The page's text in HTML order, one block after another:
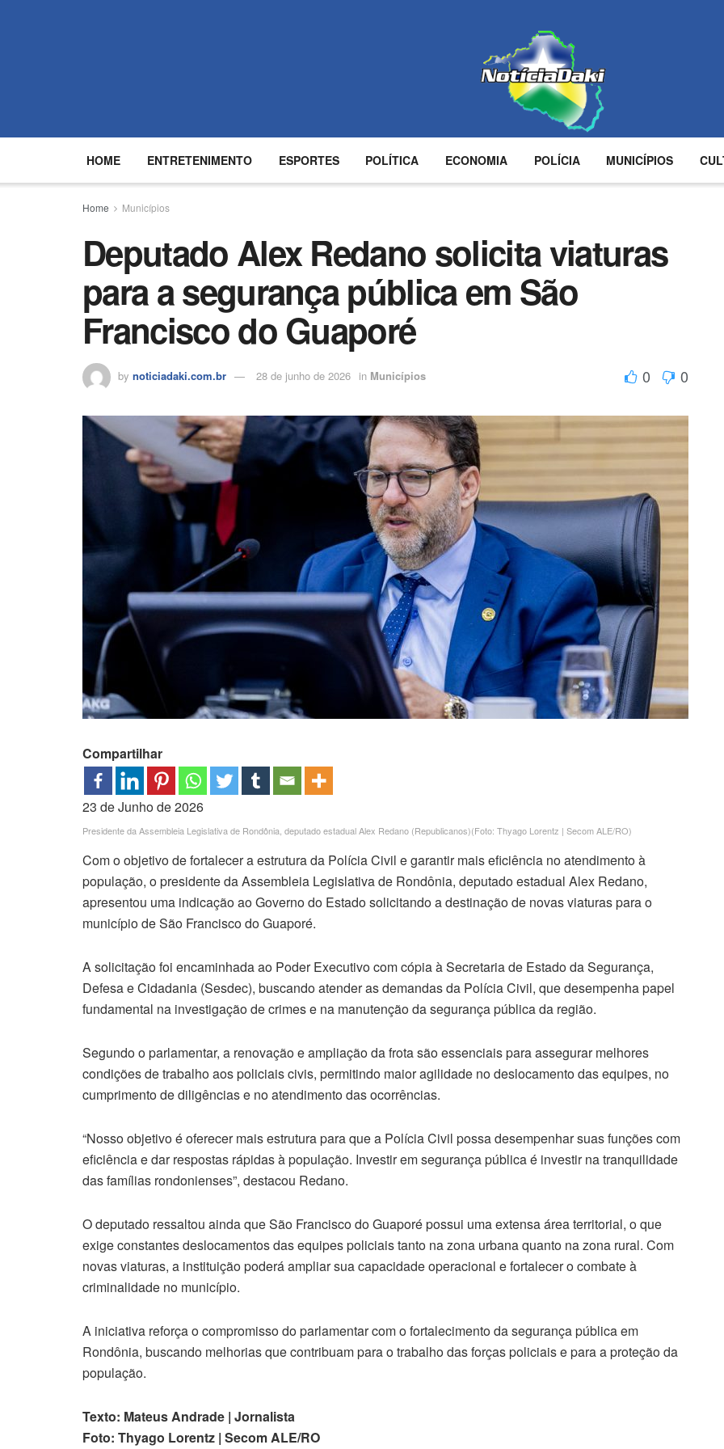
HOME ENTRETENIMENTO ESPORTES POLÍTICA ECONOMIA POLÍCIA MUNICÍPIOS
Home Municípios
Deputado Alex Redano solicita viaturas
para a segurança pública em São
Francisco do Guaporé
by noticiadaki.com.br 28 de junho de 2026 in Municípios 0 0
Compartilhar
23 de Junho de 2026
Presidente da Assembleia Legislativa de Rondônia, deputado estadual Alex Redano (Republicanos)(Foto: Thyago Lorentz | Secom ALE/RO)
Com o objetivo de fortalecer a estrutura da Polícia Civil e garantir mais eficiência no atendimento à
população, o presidente da Assembleia Legislativa de Rondônia, deputado estadual Alex Redano,
apresentou uma indicação ao Governo do Estado solicitando a destinação de novas viaturas para o
município de São Francisco do Guaporé.
A solicitação foi encaminhada ao Poder Executivo com cópia à Secretaria de Estado da Segurança,
Defesa e Cidadania (Sesdec), buscando atender as demandas da Polícia Civil, que desempenha papel
fundamental na investigação de crimes e na manutenção da segurança pública da região.
Segundo o parlamentar, a renovação e ampliação da frota são essenciais para assegurar melhores
condições de trabalho aos policiais civis, permitindo maior agilidade no deslocamento das equipes, no
cumprimento de diligências e no atendimento das ocorrências.
“Nosso objetivo é oferecer mais estrutura para que a Polícia Civil possa desempenhar suas funções com
eficiência e dar respostas rápidas à população. Investir em segurança pública é investir na tranquilidade
das famílias rondonienses”, destacou Redano.
O deputado ressaltou ainda que São Francisco do Guaporé possui uma extensa área territorial, o que
exige constantes deslocamentos das equipes policiais tanto na zona urbana quanto na zona rural. Com
novas viaturas, a instituição poderá ampliar sua capacidade operacional e fortalecer o combate à
criminalidade no município.
A iniciativa reforça o compromisso do parlamentar com o fortalecimento da segurança pública em
Rondônia, buscando melhorias que contribuam para o trabalho das forças policiais e para a proteção da
população.
Texto: Mateus Andrade | Jornalista
Foto: Thyago Lorentz | Secom ALE/RO